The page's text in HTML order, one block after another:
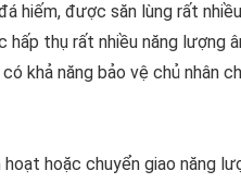
hiếm, được săn lùng rất
thụ rất nhiều năng lượng
khả năng bảo vệ chủ nhân
hoạt hoặc chuyển giao năng